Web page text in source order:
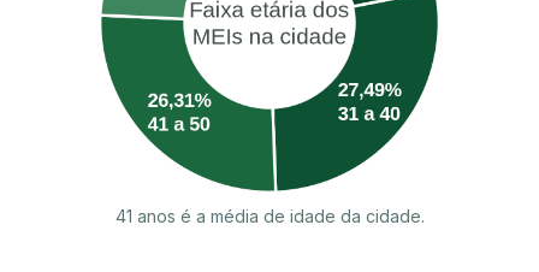
41 anos é a média de idade da cidade.